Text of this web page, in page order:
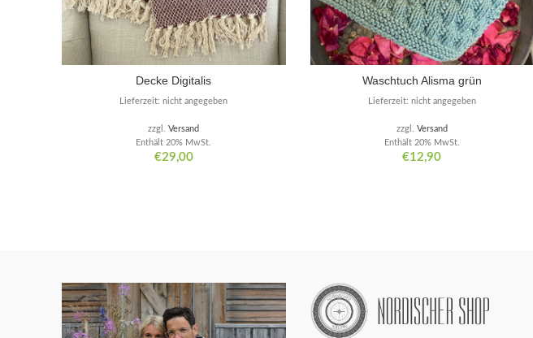
Decke Digitalis
€29,00
Enthält 20% MwSt.
zzgl.Versand
Lieferzeit: nicht angegeben
Waschtuch Alisma grün
€12,90
Enthält 20% MwSt.
zzgl. Versand
Lieferzeit: nicht angegeben